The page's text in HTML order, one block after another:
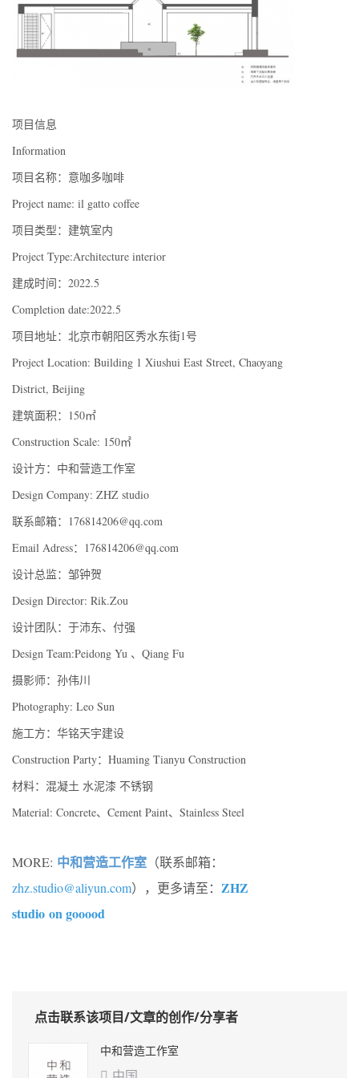
项目信息
Information
项目名称：意咖多咖啡
Project name: il gatto coffee
项目类型：建筑室内
Project Type:Architecture interior
建成时间：2022.5
Completion date:2022.5
项目地址：北京市朝阳区秀水东街1号
Project Location: Building 1 Xiushui East Street, Chaoyang
District, Beijing
建筑面积：150㎡
Construction Scale: 150㎡
设计方：中和营造工作室
Design Company: ZHZ studio
联系邮箱：176814206@qq.com
Email Adress：176814206@qq.com
设计总监：邹钟贺
Design Director: Rik.Zou
设计团队：于沛东、付强
Design Team:Peidong Yu 、Qiang Fu
摄影师：孙伟川
Photography: Leo Sun
施工方：华铭天宇建设
Construction Party：Huaming Tianyu Construction
材料：混凝土 水泥漆 不锈钢
Material: Concrete、Cement Paint、Stainless Steel
MORE: 中和营造工作室 （联系邮箱：
zhz.studio@aliyun.com），更多请至： ZHZ
studio on gooood
点击联系该项目/文章的创作/分享者
中和营造工作室